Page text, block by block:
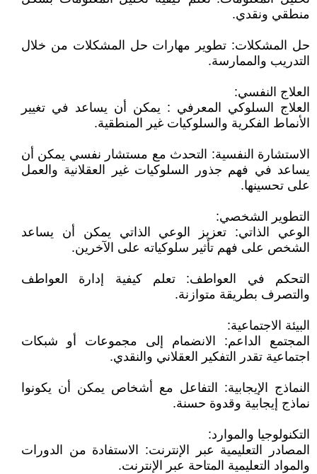
منطقي ونقدي.
حل المشكلات: تطوير مهارات حل المشكلات من خلال
التدريب والممارسة.
العلاج النفسي:
العلاج السلوكي المعرفي : يمكن أن يساعد في تغيير
الأنماط الفكرية والسلوكيات غير المنطقية.
الاستشارة النفسية: التحدث مع مستشار نفسي يمكن أن
يساعد في فهم جذور السلوكيات غير العقلانية والعمل
على تحسينها.
التطوير الشخصي:
الوعي الذاتي: تعزيز الوعي الذاتي يمكن أن يساعد
الشخص على فهم تأثير سلوكياته على الآخرين.
التحكم في العواطف: تعلم كيفية إدارة العواطف
والتصرف بطريقة متوازنة.
البيئة الاجتماعية:
المجتمع الداعم: الانضمام إلى مجموعات أو شبكات
اجتماعية تقدر التفكير العقلاني والنقدي.
النماذج الإيجابية: التفاعل مع أشخاص يمكن أن يكونوا
نماذج إيجابية وقدوة حسنة.
التكنولوجيا والموارد:
المصادر التعليمية عبر الإنترنت: الاستفادة من الدورات
والمواد التعليمية المتاحة عبر الإنترنت.